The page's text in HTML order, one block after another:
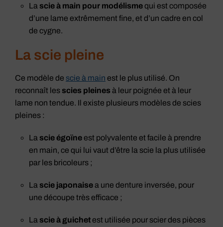
La scie à main pour modélismequi est composée
d’une lame extrêmement fine, et d’un cadre en col
de cygne.
La scie pleine
Ce modèle de scie à main est le plus utilisé. On
reconnaît les scies pleines à leur poignée et à leur
lame non tendue. Il existe plusieurs modèles de scies
pleines :
La scie égoïneest polyvalente et facile à prendre
en main, ce qui lui vaut d’être la scie la plus utilisée
par les bricoleurs ;
La scie japonaisea une denture inversée, pour
une découpe très efficace ;
La scie à guichetest utilisée pour scier des pièces